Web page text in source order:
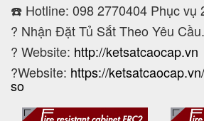
☎️ Hotline: 098 2770404 Phục vụ
? Nhận Đặt Tủ Sắt Theo Yêu Cầu.
? Website: http://ketsatcaocap.vn
?Website: https://
so